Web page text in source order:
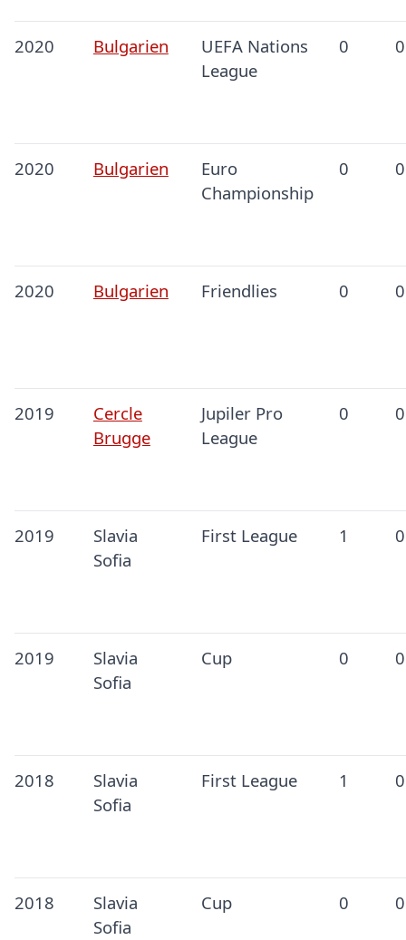
2020 Bulgarien
UEFA Nations
League
0 0
2020 Bulgarien
Euro
Championship
0 0
2020 Bulgarien Friendlies 0 0
2019
Cercle
Brugge
Jupiler Pro
League
0 0
2019
Slavia
Sofia
First League 1 0
2019
Slavia
Sofia
Cup 0 0
2018
Slavia
Sofia
First League 1 0
2018
Slavia
Sofia
Cup 0 0